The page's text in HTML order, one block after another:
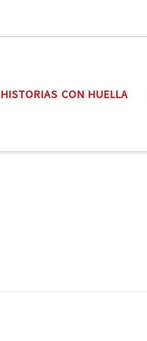
HISTORIAS CON HUELLA